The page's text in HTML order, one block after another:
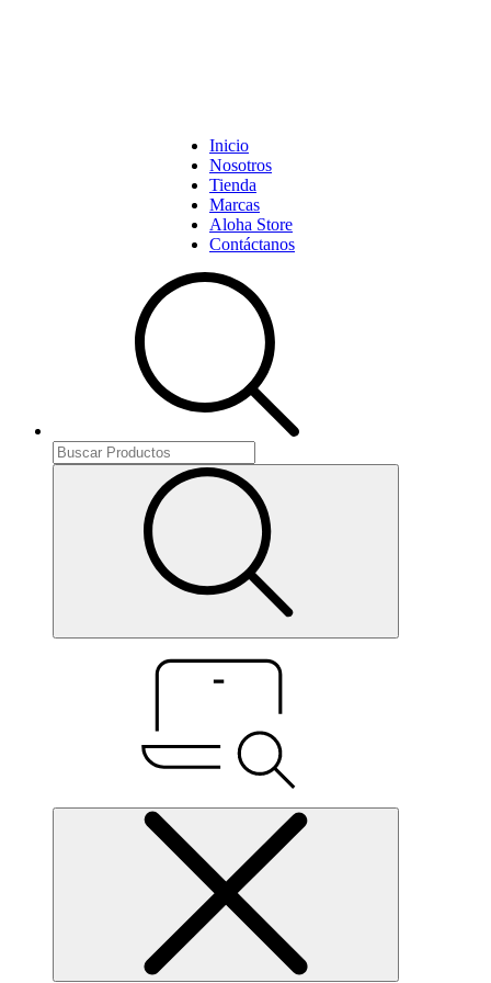
Inicio
Nosotros
Tienda
Marcas
Aloha Store
Contáctanos